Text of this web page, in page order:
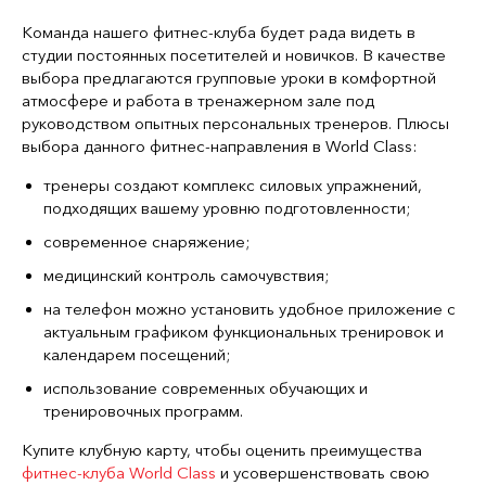
Команда нашего фитнес-клуба будет рада видеть в
студии постоянных посетителей и новичков. В качестве
выбора предлагаются групповые уроки в комфортной
атмосфере и работа в тренажерном зале под
руководством опытных персональных тренеров. Плюсы
выбора данного фитнес-направления в World Class:
тренеры создают комплекс силовых упражнений,
подходящих вашему уровню подготовленности;
современное снаряжение;
медицинский контроль самочувствия;
на телефон можно установить удобное приложение с
актуальным графиком функциональных тренировок и
календарем посещений;
использование современных обучающих и
тренировочных программ.
Купите клубную карту, чтобы оценить преимущества
фитнес-клуба World Class и усовершенствовать свою